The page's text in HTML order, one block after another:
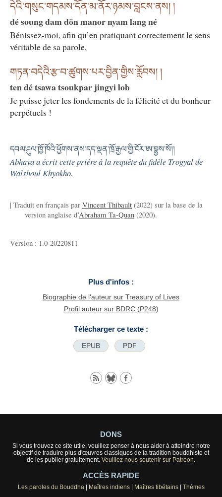
དེའི་གསུང་གདམས་དོན་མ་ནོར་ཉམས་བླངས་ནས། །
dé soung dam dön manor nyam lang né
Bénissez-moi, afin qu’en pratiquant correctement le sens
véritable de sa parole,
གཏན་བདེའི་རྩ་བ་ཚུགས་པར་བྱིན་གྱིས་རློབས། །
ten dé tsawa tsoukpar jingyi lob
Je puisse jeter les fondements de la félicité et du bonheur
perpétuels !
དབལ་ཤུལ་ཁྱོ་ཁོའི་ཕྱོགས་ནས་དད་ལྡན་ཁྲོ་རྒྱལ་གྱི་ངོར་ཨ་བྷྱས་སོ།།
Abhaya a écrit cette prière à la requête du fidèle Trogyal de
Walshoul Khyokho.
| Traduit en français par Vincent Thibault (2022) sur la base de la
version anglaise d’Abraham Ta-Quan (2020).
Version : 1.0-20220811
Plus d'infos :
Biographie de l'auteur sur Treasury of Lives
Profil auteur sur BDRC (P248)
Télécharger ce texte :
EPUB PDF
DONS
Si vous trouvez ce site utile, veuillez penser à nous aider à atteindre notre
objectif de traduire plus d'œuvres classiques de la tradition bouddhiste et
de les publier gratuitement. Veuillez nous soutenir sur Patreon.
ACCÈS RAPIDE
Les paroles du Bouddha| Maîtres indiens| Maîtres tibétains| Thèmes